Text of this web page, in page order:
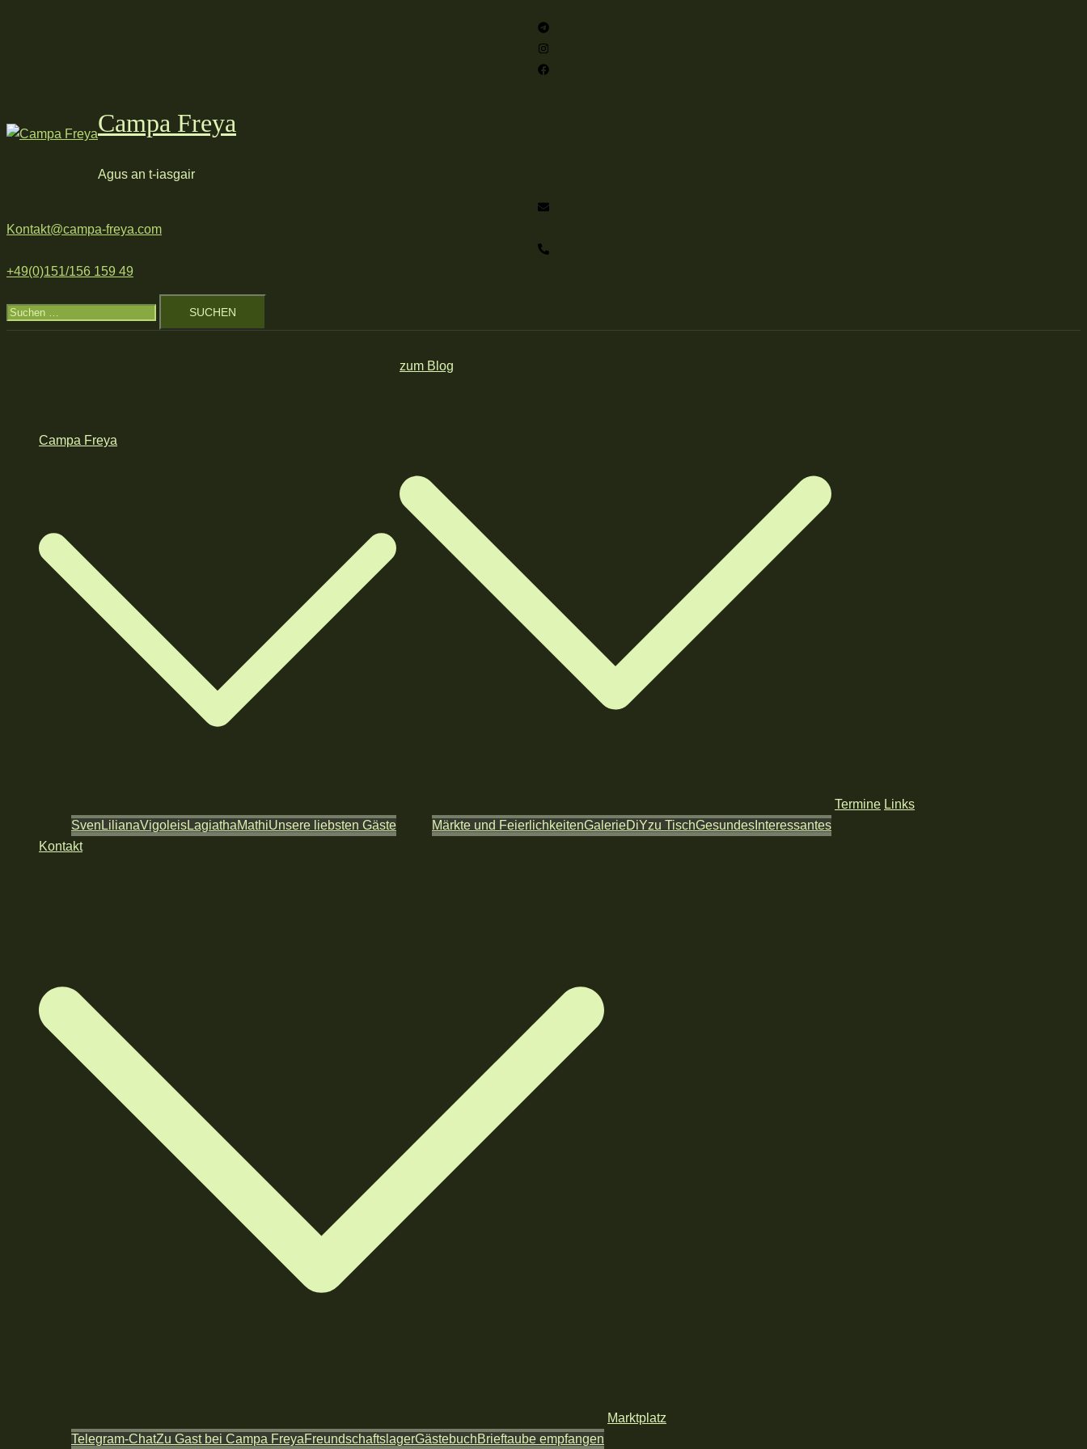
Campa Freya
Agus an t-iasgair
Kontakt@campa-freya.com
+49(0)151/156 159 49
Suchen
nach:
Campa Freya
Sven LilianaVigoleisLagiathaMathiUnsere liebsten Gäste
zum Blog
Märkte und FeierlichkeitenGalerieDiYzu TischGesundes Interessantes
Termine Links
Kontakt
Telegram-ChatZu Gast bei Campa FreyaFreundschaftslagerGästebuchBrieftaube empfangen
Marktplatz